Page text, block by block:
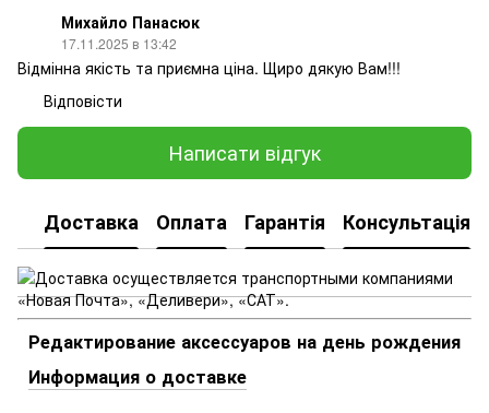
Михайло Панасюк
17.11.2025 в 13:42
Відмінна якість та приємна ціна. Щиро дякую Вам!!!
Відповісти
Написати відгук
Доставка Оплата Гарантія Консультація
Редактирование аксессуаров на день рождения
Информация о доставке